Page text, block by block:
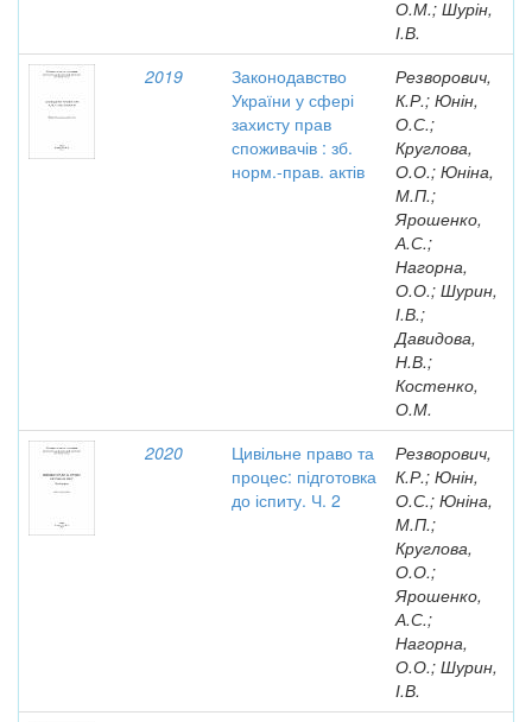
О.М.; Шурін,
І.В.
2019
Законодавство
України у сфері
захисту прав
споживачів : зб.
норм.-прав. актів
Резворович,
К.Р.; Юнін,
О.С.;
Круглова,
О.О.; Юніна,
М.П.;
Ярошенко,
А.С.;
Нагорна,
О.О.; Шурин,
І.В.;
Давидова,
Н.В.;
Костенко,
О.М.
2020
Цивільне право та
процес: підготовка
до іспиту. Ч. 2
Резворович,
К.Р.; Юнін,
О.С.; Юніна,
М.П.;
Круглова,
О.О.;
Ярошенко,
А.С.;
Нагорна,
О.О.; Шурин,
І.В.